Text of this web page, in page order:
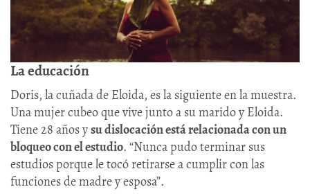
La educación
Doris, la cuñada de Eloida, es la siguiente en la muestra.
Una mujer cubeo que vive junto a su marido y Eloida.
Tiene 28 años ysu dislocación está relacionada con un
bloqueo con el estudio. “Nunca pudo terminar sus
estudios porque le tocó retirarse a cumplir con las
funciones de madre y esposa”.